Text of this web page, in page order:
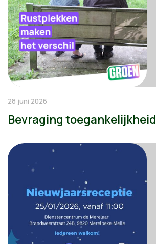
28 juni 2026
Bevraging toegankelijkheid